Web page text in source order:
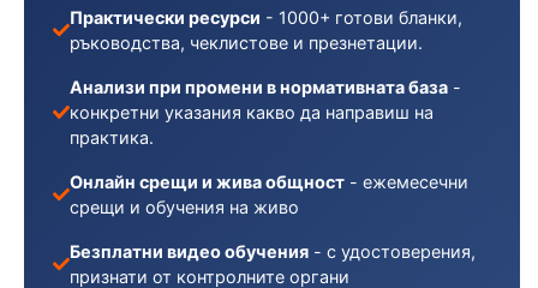
Практически ресурси - 1000+ готови бланки,
ръководства, чеклистове и презнетации.
Анализи при промени в нормативната база -
конкретни указания какво да направиш на
практика.
Онлайн срещи и жива общност - ежемесечни
срещи и обучения на живо
Безплатни видео обучения - с удостоверения,
признати от контролните органи